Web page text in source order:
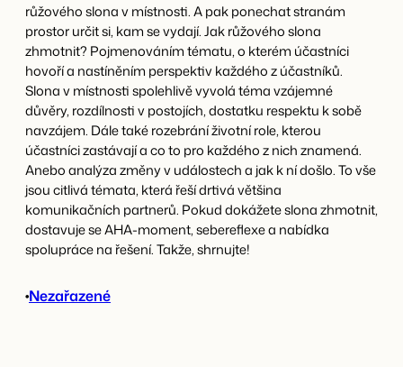
růžového slona v místnosti. A pak ponechat stranám
prostor určit si, kam se vydají. Jak růžového slona
zhmotnit? Pojmenováním tématu, o kterém účastníci
hovoří a nastíněním perspektiv každého z účastníků.
Slona v místnosti spolehlivě vyvolá téma vzájemné
důvěry, rozdílnosti v postojích, dostatku respektu k sobě
navzájem. Dále také rozebrání životní role, kterou
účastníci zastávají a co to pro každého z nich znamená.
Anebo analýza změny v událostech a jak k ní došlo. To vše
jsou citlivá témata, která řeší drtivá většina
komunikačních partnerů. Pokud dokážete slona zhmotnit,
dostavuje se AHA-moment, sebereflexe a nabídka
spolupráce na řešení. Takže, shrnujte!
•Nezařazené